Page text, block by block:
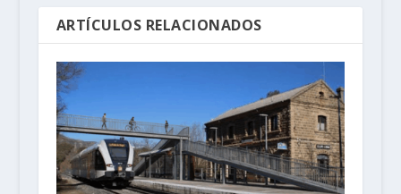
ARTÍCULOS RELACIONADOS